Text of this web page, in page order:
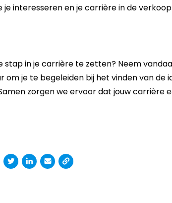
je interesseren en je carrière in de
stap in je carrière te zetten? Neem
om je te begeleiden bij het vinden van de
zorgen we ervoor dat jouw carrière